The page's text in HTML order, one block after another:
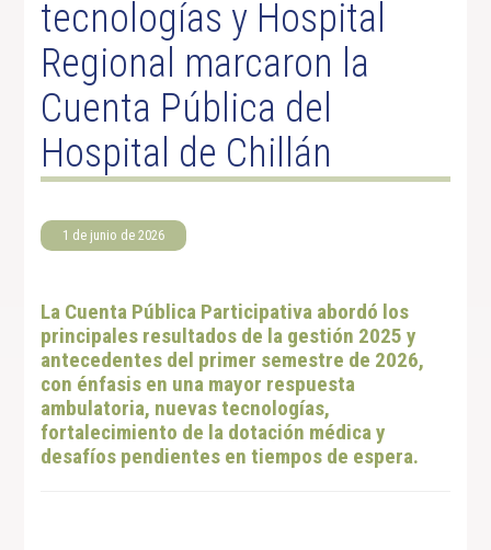
tecnologías y Hospital
Regional marcaron la
Cuenta Pública del
Hospital de Chillán
1 de junio de 2026
La Cuenta Pública Participativa abordó los
principales resultados de la gestión 2025 y
antecedentes del primer semestre de 2026,
con énfasis en una mayor respuesta
ambulatoria, nuevas tecnologías,
fortalecimiento de la dotación médica y
desafíos pendientes en tiempos de espera.